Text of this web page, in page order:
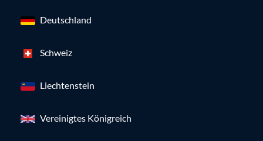
Deutschland
Schweiz
Liechtenstein
Vereinigtes Königreich